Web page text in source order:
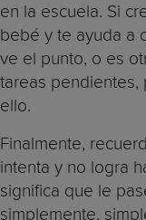
en la escuela. Si
bebé y te ayuda a
ve el punto, o es
tareas
ello.
Finalmente,
intenta y no logra
significa que le
simplemente,